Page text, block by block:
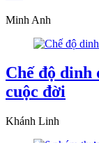
Minh Anh
Chế độ dinh
cuộc đời
Khánh Linh